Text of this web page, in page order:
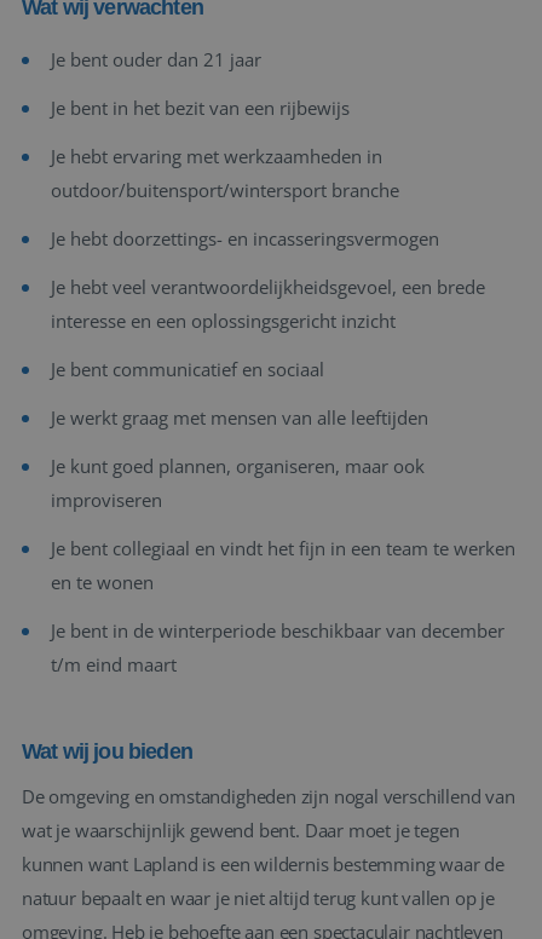
Wat wij verwachten
Je bent ouder dan 21 jaar
Je bent in het bezit van een rijbewijs
Je hebt ervaring met werkzaamheden in
outdoor/buitensport/wintersport branche
Je hebt doorzettings- en incasseringsvermogen
Je hebt veel verantwoordelijkheidsgevoel, een brede
interesse en een oplossingsgericht inzicht
Je bent communicatief en sociaal
Je werkt graag met mensen van alle leeftijden
Je kunt goed plannen, organiseren, maar ook
improviseren
Je bent collegiaal en vindt het fijn in een team te werken
en te wonen
Je bent in de winterperiode beschikbaar van december
t/m eind maart
Wat wij jou bieden
De omgeving en omstandigheden zijn nogal verschillend van
wat je waarschijnlijk gewend bent. Daar moet je tegen
kunnen want Lapland is een wildernis bestemming waar de
natuur bepaalt en waar je niet altijd terug kunt vallen op je
omgeving. Heb je behoefte aan een spectaculair nachtleven